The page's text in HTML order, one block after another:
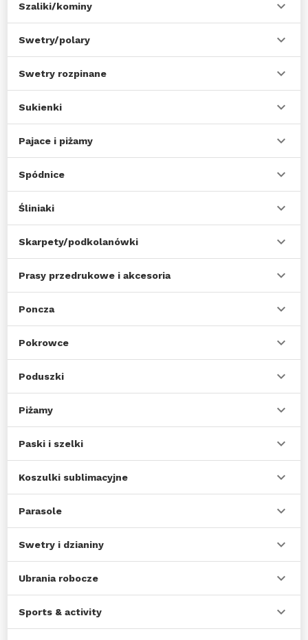
Szaliki/kominy
Swetry/polary
Swetry rozpinane
Sukienki
Pajace i piżamy
Spódnice
Śliniaki
Skarpety/podkolanówki
Prasy przedrukowe i akcesoria
Poncza
Pokrowce
Poduszki
Piżamy
Paski i szelki
Koszulki sublimacyjne
Parasole
Swetry i dzianiny
Ubrania robocze
Sports & activity